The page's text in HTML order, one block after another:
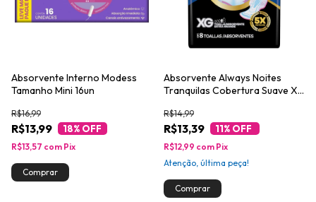
Absorvente Interno Modess
Tamanho Mini 16un
R$13,99
R$16,99
18% OFF
R$13,57 com Pix
Absorvente Always Noites
Tranquilas Cobertura Suave XG
R$13,39
R$14,99
11% OFF
R$12,99 com Pix
Atenção, última peça!